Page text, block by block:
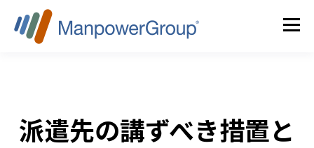
派遣先の講ずべき措置と